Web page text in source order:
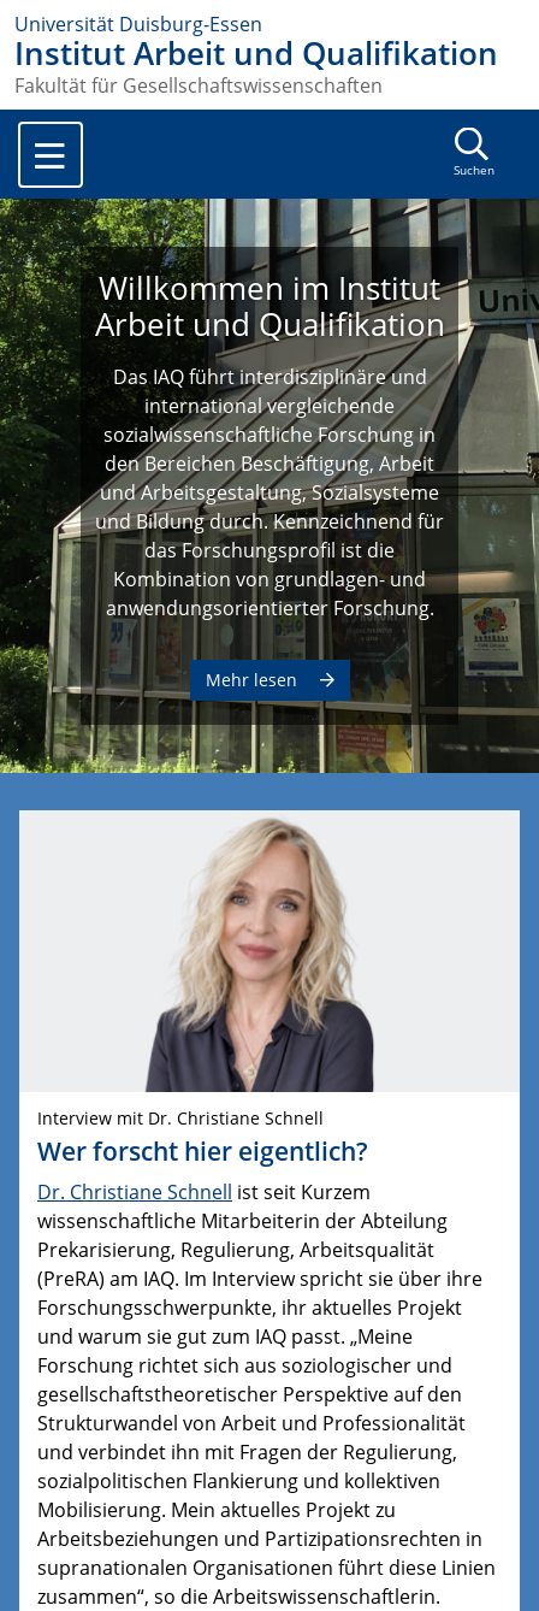
Universität Duisburg-Essen
Institut Arbeit und Qualifikation
Fakultät für Gesellschaftswissenschaften
Suchen
Willkommen im Institut
Arbeit und Qualifikation
Das IAQ führt interdisziplinäre und
international vergleichende
sozialwissenschaftliche Forschung in
den Bereichen Beschäftigung, Arbeit
und Arbeitsgestaltung, Sozialsysteme
und Bildung durch. Kennzeichnend für
das Forschungsprofil ist die
Kombination von grundlagen- und
anwendungsorientierter Forschung.
Mehr lesen
Interview mit Dr. Christiane Schnell
Wer forscht hier eigentlich?
Dr. Christiane Schnell ist seit Kurzem
wissenschaftliche Mitarbeiterin der Abteilung
Prekarisierung, Regulierung, Arbeitsqualität
(PreRA) am IAQ. Im Interview spricht sie über ihre
Forschungsschwerpunkte, ihr aktuelles Projekt
und warum sie gut zum IAQ passt. „Meine
Forschung richtet sich aus soziologischer und
gesellschaftstheoretischer Perspektive auf den
Strukturwandel von Arbeit und Professionalität
und verbindet ihn mit Fragen der Regulierung,
sozialpolitischen Flankierung und kollektiven
Mobilisierung. Mein aktuelles Projekt zu
Arbeitsbeziehungen und Partizipationsrechten in
supranationalen Organisationen führt diese Linien
zusammen“, so die Arbeitswissenschaftlerin.